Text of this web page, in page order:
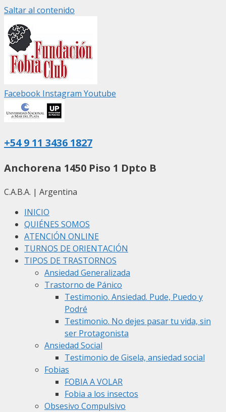
Saltar al contenido
Facebook Instagram Youtube
+54 9 11 3436 1827
Anchorena 1450 Piso 1 Dpto B
C.A.B.A. | Argentina
INICIO
QUIÉNES SOMOS
ATENCIÓN ONLINE
TURNOS DE ORIENTACIÓN
TIPOS DE TRASTORNOS
Ansiedad Generalizada
Trastorno de Pánico
Testimonio. Ansiedad. Pude, Puedo y
Podré
Testimonio. No dejes pasar tu vida, sin
ser Protagonista
Ansiedad Social
Testimonio de Gisela, ansiedad social
Fobias
FOBIA A VOLAR
Fobia a los insectos
Obsesivo Compulsivo